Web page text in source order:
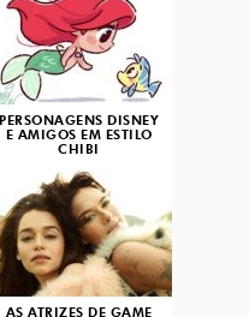
PERSONAGENS DISNEY
E AMIGOS EM ESTILO
CHIBI
AS ATRIZES DE GAME